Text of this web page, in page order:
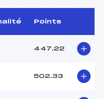
Points
447.22
502.33